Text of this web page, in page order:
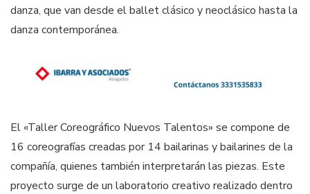
danza, que van desde el ballet clásico y neoclásico hasta la
danza contemporánea.
El «Taller Coreográfico Nuevos Talentos» se compone de
16 coreografías creadas por 14 bailarinas y bailarines de la
compañía, quienes también interpretarán las piezas. Este
proyecto surge de un laboratorio creativo realizado dentro